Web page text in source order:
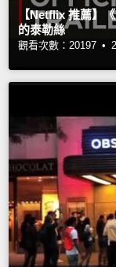
【Netflix 推薦】
的泰勒絲
觀看次數：20197 •